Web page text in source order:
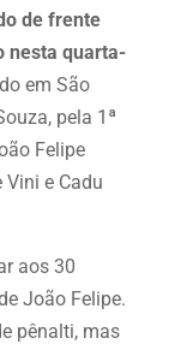
de frente
nesta quarta-
em São
pela 1ª
Felipe
e Cadu
aos 30
João Felipe.
pênalti, mas